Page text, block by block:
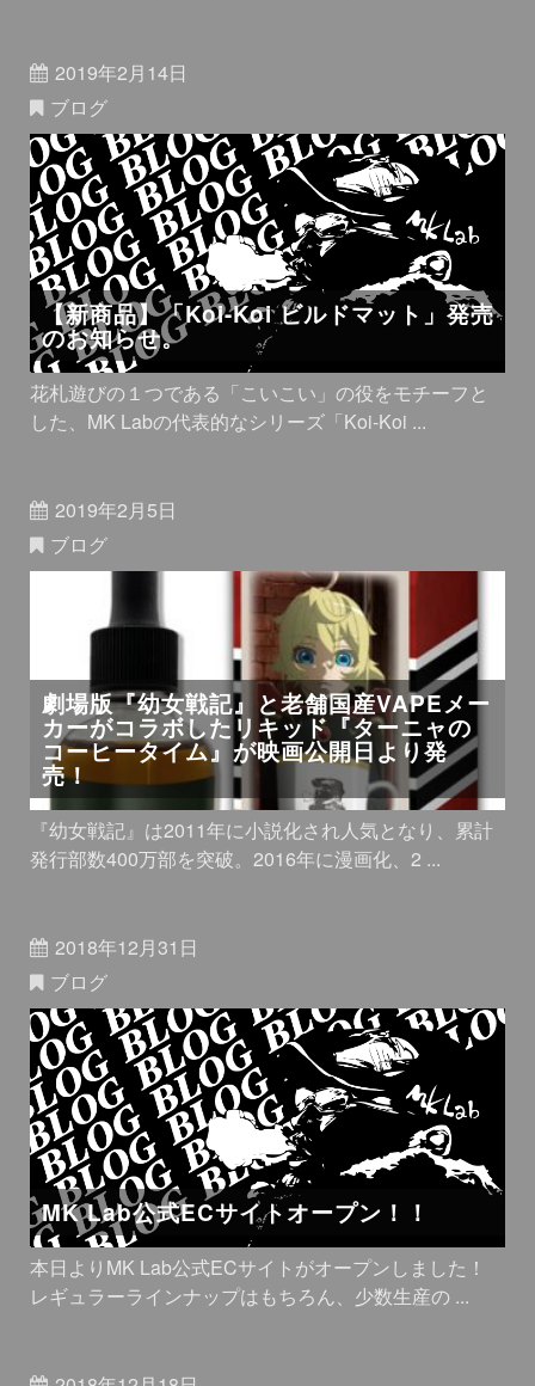
2019年2月14日
ブログ
【新商品】「Koi-Koi ビルドマット」発売
のお知らせ。
花札遊びの１つである「こいこい」の役をモチーフと
した、MK Labの代表的なシリーズ「Koi-Koi ...
2019年2月5日
ブログ
劇場版『幼女戦記』と老舗国産VAPEメー
カーがコラボしたリキッド『ターニャの
コーヒータイム』が映画公開日より発
売！
『幼女戦記』は2011年に小説化され人気となり、累計
発行部数400万部を突破。2016年に漫画化、2 ...
2018年12月31日
ブログ
MK Lab公式ECサイトオープン！！
本日よりMK Lab公式ECサイトがオープンしました！
レギュラーラインナップはもちろん、少数生産の ...